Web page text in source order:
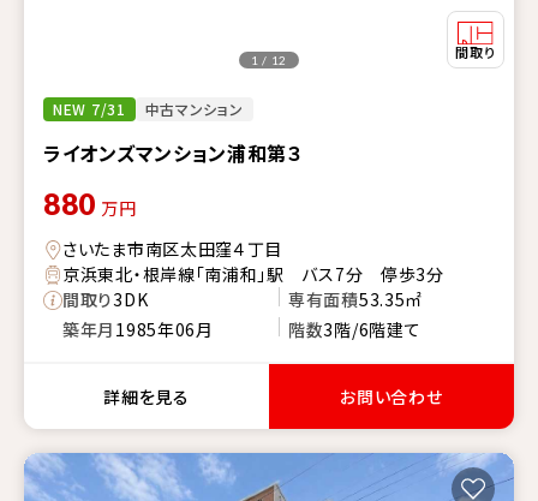
NEW 7/31 中古マンション
ライオンズマンション浦和第３
1 / 12
880 万円
さいたま市南区太田窪４丁目
京浜東北・根岸線「南浦和」駅 バス7分 停歩3分
間取り3DK 専有面積53.35㎡
築年月 1985年06月 階数3階/6階建て
詳細を見る お問い合わせ